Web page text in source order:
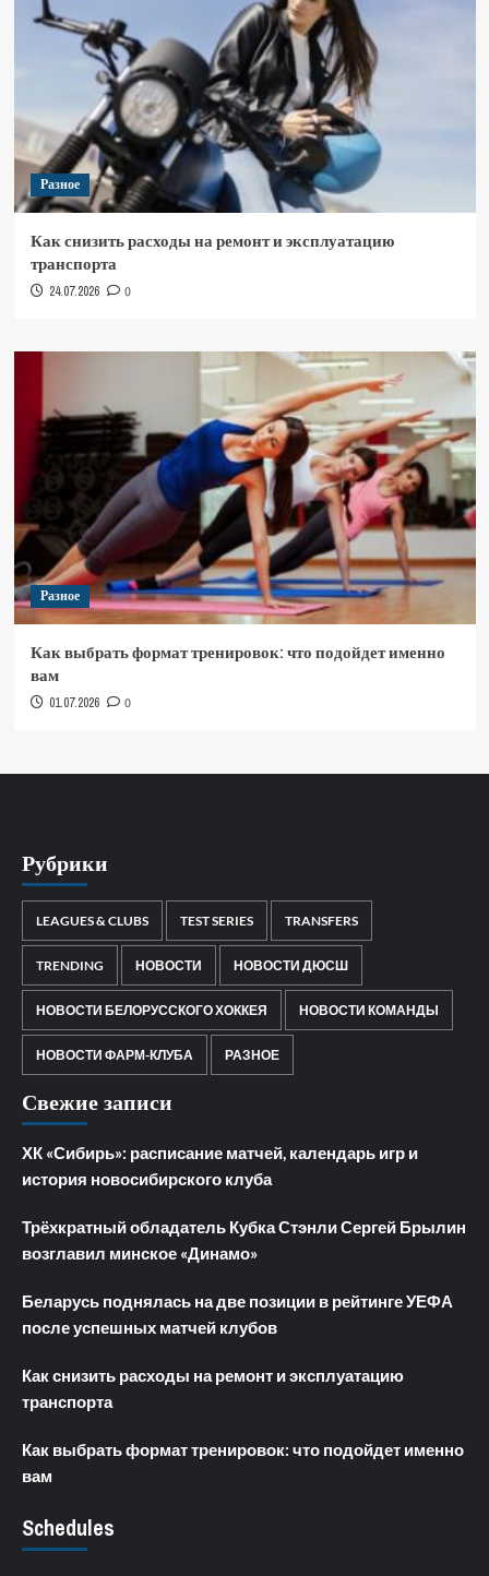
Разное
Как снизить расходы на ремонт и эксплуатацию
транспорта
24.07.2026 0
Разное
Как выбрать формат тренировок: что подойдет именно
вам
01.07.2026 0
Рубрики
LEAGUES & CLUBS TEST SERIES TRANSFERS
TRENDING НОВОСТИ НОВОСТИ ДЮСШ
НОВОСТИ БЕЛОРУССКОГО ХОККЕЯ НОВОСТИ КОМАНДЫ
НОВОСТИ ФАРМ-КЛУБА РАЗНОЕ
Свежие записи
ХК «Сибирь»: расписание матчей, календарь игр и
история новосибирского клуба
Трёхкратный обладатель Кубка Стэнли Сергей Брылин
возглавил минское «Динамо»
Беларусь поднялась на две позиции в рейтинге УЕФА
после успешных матчей клубов
Как снизить расходы на ремонт и эксплуатацию
транспорта
Как выбрать формат тренировок: что подойдет именно
вам
Schedules